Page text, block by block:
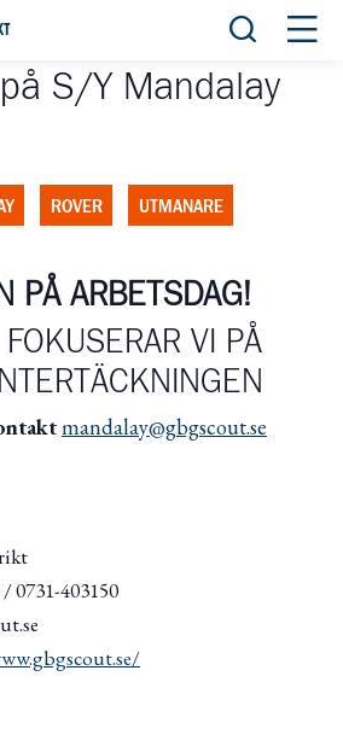
Öppna
S/Y Mandalay
ROVER UTMANARE
PÅ ARBETSDAG!
VI PÅ
mandalay@gbgscout.se
0731-403150